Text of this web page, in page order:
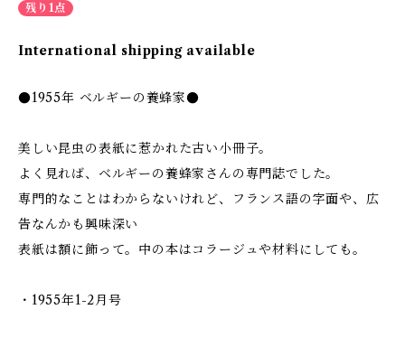
残り1点
International shipping available
●1955年 ベルギーの養蜂家●
美しい昆虫の表紙に惹かれた古い小冊子。
よく見れば、ベルギーの養蜂家さんの専門誌でした。
専門的なことはわからないけれど、フランス語の字面や、広
告なんかも興味深い
表紙は額に飾って。中の本はコラージュや材料にしても。
・1955年1-2月号